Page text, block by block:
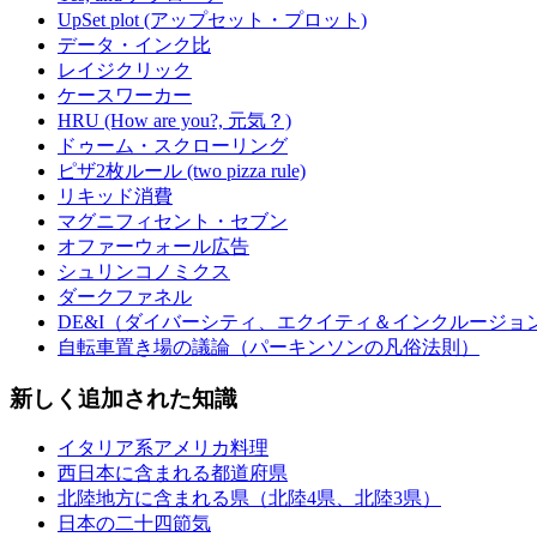
UpSet plot (アップセット・プロット)
データ・インク比
レイジクリック
ケースワーカー
HRU (How are you?, 元気？)
ドゥーム・スクローリング
ピザ2枚ルール (two pizza rule)
リキッド消費
マグニフィセント・セブン
オファーウォール広告
シュリンコノミクス
ダークファネル
DE&I（ダイバーシティ、エクイティ＆インクルージョ
自転車置き場の議論（パーキンソンの凡俗法則）
新しく追加された知識
イタリア系アメリカ料理
西日本に含まれる都道府県
北陸地方に含まれる県（北陸4県、北陸3県）
日本の二十四節気